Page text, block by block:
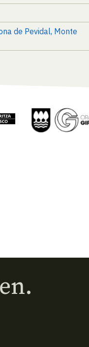
de Pevidal, Monte